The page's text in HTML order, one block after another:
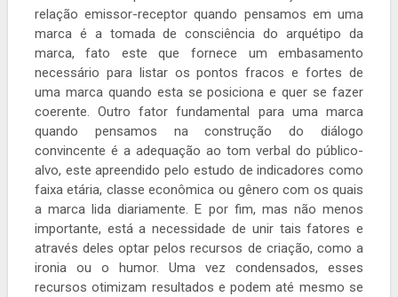
relação emissor-receptor quando pensamos em uma
marca é a tomada de consciência do arquétipo da
marca, fato este que fornece um embasamento
necessário para listar os pontos fracos e fortes de
uma marca quando esta se posiciona e quer se fazer
coerente. Outro fator fundamental para uma marca
quando pensamos na construção do diálogo
convincente é a adequação ao tom verbal do público-
alvo, este apreendido pelo estudo de indicadores como
faixa etária, classe econômica ou gênero com os quais
a marca lida diariamente. E por fim, mas não menos
importante, está a necessidade de unir tais fatores e
através deles optar pelos recursos de criação, como a
ironia ou o humor. Uma vez condensados, esses
recursos otimizam resultados e podem até mesmo se